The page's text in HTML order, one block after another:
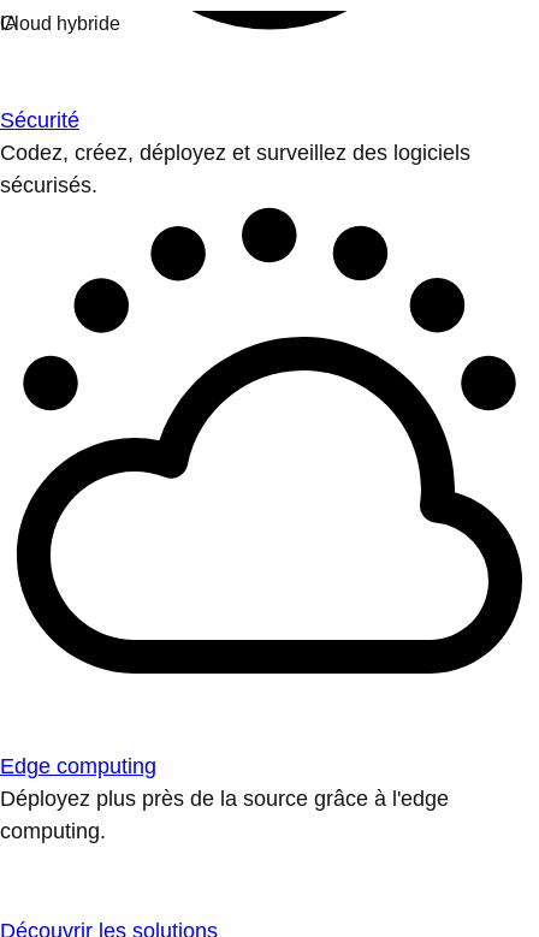
Sécurité
Codez, créez, déployez et surveillez des logiciels
sécurisés.
Edge computing
Déployez plus près de la source grâce à l'edge
computing.
Découvrir les solutions